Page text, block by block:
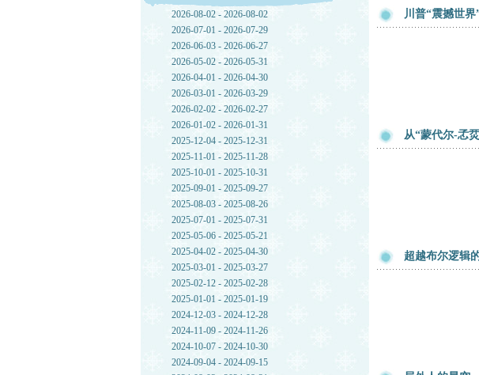
2026-08-02 - 2026-08-02
2026-07-01 - 2026-07-29
2026-06-03 - 2026-06-27
2026-05-02 - 2026-05-31
2026-04-01 - 2026-04-30
2026-03-01 - 2026-03-29
2026-02-02 - 2026-02-27
2026-01-02 - 2026-01-31
2025-12-04 - 2025-12-31
2025-11-01 - 2025-11-28
2025-10-01 - 2025-10-31
2025-09-01 - 2025-09-27
2025-08-03 - 2025-08-26
2025-07-01 - 2025-07-31
2025-05-06 - 2025-05-21
2025-04-02 - 2025-04-30
2025-03-01 - 2025-03-27
2025-02-12 - 2025-02-28
2025-01-01 - 2025-01-19
2024-12-03 - 2024-12-28
2024-11-09 - 2024-11-26
2024-10-07 - 2024-10-30
2024-09-04 - 2024-09-15
川普“震撼世界
从“蒙代尔-孞
超越布尔逻辑